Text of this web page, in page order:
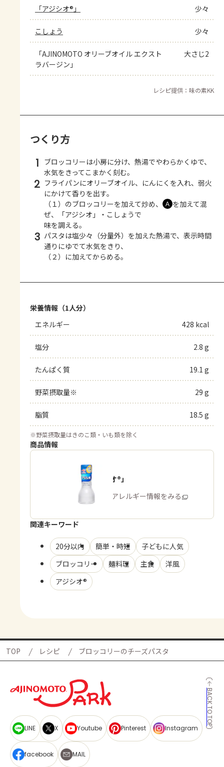
「アジシオ®」 少々
こしょう 少々
「AJINOMOTO オリーブオイル エクスト
ラバージン」
大さじ2
レシピ提供：味の素KK
つくり方
1 ブロッコリーは小房に分け、熱湯でやわらかくゆで、
水気をきってこまかく刻む。
2 フライパンにオリーブオイル、にんにくを入れ、弱火
にかけて香りを出す。
（１）のブロッコリーを加えて炒め、
Ａ を加えて混
ぜ、「アジシオ」・こしょうで
味を調える。
3 パスタは塩少々（分量外）を加えた熱湯で、表示時間
通りにゆでて水気をきり、
（２）に加えてからめる。
栄養情報（1人分）
エネルギー
428 kcal
塩分 2.8 g
たんぱく質 19.1 g
野菜摂取量※ 29 g
脂質 18.5 g
※野菜摂取量はきのこ類・いも類を除く
商品情報
「アジシオ®」
商品・アレルギー情報をみる
関連キーワード
20分以内 簡単・時短
子どもに人気
ブロッコリー
麺料理 主食
洋風
アジシオ®
TOP レシピ ブロッコリーのチーズパスタ
BACK TO TOP
LINE X Youtube Pinterest Instagram
facebook MAIL